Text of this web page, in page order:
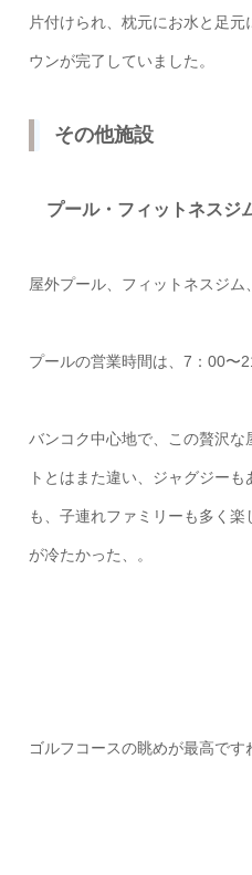
片付けられ、枕元にお水と足
ウンが完了していました。
その他施設
プール・フィットネスジ
屋外プール、フィットネスジム
プールの営業時間は、7：00〜
バンコク中心地で、この贅沢
トとはまた違い、ジャグジー
も、子連れファミリーも多く
が冷たかった、。
ゴルフコースの眺めが最高です